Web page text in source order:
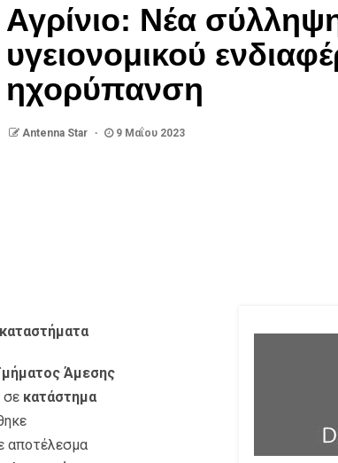
Αγρίνιο: Νέα
υγειονομικού
ηχορύπανση
Antenna Star 9 Μαΐου 2023
Άμεσης
σε κατάστημα
αποτέλεσμα